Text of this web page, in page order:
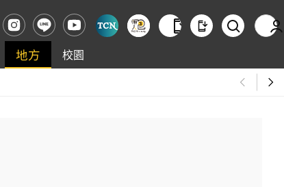
地方
校園